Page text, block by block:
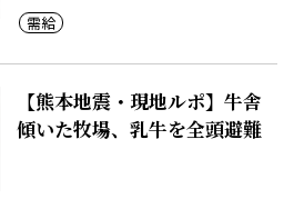
需給
【熊本地震・現地ルポ】牛舎
傾いた牧場、乳牛を全頭避難